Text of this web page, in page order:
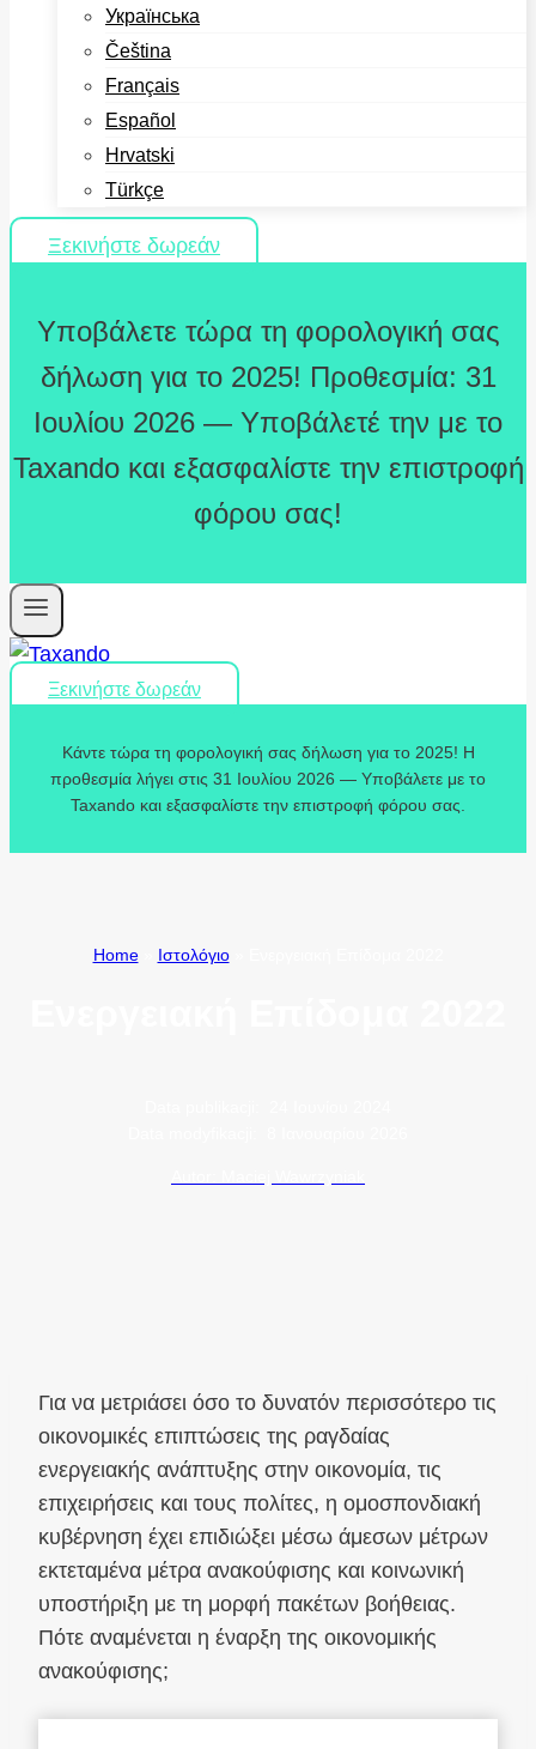
Українська
Čeština
Français
Español
Hrvatski
Türkçe
Ξεκινήστε δωρεάν
Υποβάλετε τώρα τη φορολογική σας
δήλωση για το 2025! Προθεσμία: 31
Ιουλίου 2026 — Υποβάλετέ την με το
Taxando και εξασφαλίστε την επιστροφή
φόρου σας!
Ξεκινήστε δωρεάν
Κάντε τώρα τη φορολογική σας δήλωση για το 2025! Η
προθεσμία λήγει στις 31 Ιουλίου 2026 — Υποβάλετε με το
Taxando και εξασφαλίστε την επιστροφή φόρου σας.
Home» Ιστολόγιο»
Για να μετριάσει όσο το δυνατόν περισσότερο τις
οικονομικές επιπτώσεις της ραγδαίας
ενεργειακής ανάπτυξης στην οικονομία, τις
επιχειρήσεις και τους πολίτες, η ομοσπονδιακή
κυβέρνηση έχει επιδιώξει μέσω άμεσων μέτρων
εκτεταμένα μέτρα ανακούφισης και κοινωνική
υποστήριξη με τη μορφή πακέτων βοήθειας.
Πότε αναμένεται η έναρξη της οικονομικής
ανακούφισης;